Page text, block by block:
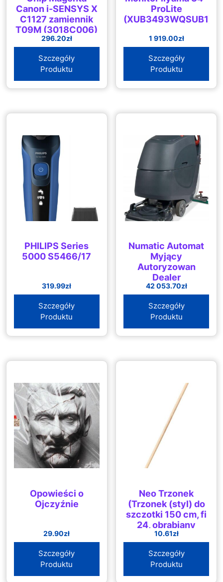
Canon i-SENSYS X
C1127 zamiennik
T09M (3018C006)
296.20zł
Szczegóły
Produktu
ProLite
(XUB3493WQSUB1)
1 919.00zł
Szczegóły
Produktu
PHILIPS Series
5000 S5466/17
319.99zł
Szczegóły
Produktu
Numatic Automat
Myjący
Autoryzowan
Dealer
(TGB6055T)
42 053.70zł
Szczegóły
Produktu
Opowieści o
Ojczyźnie
29.90zł
Szczegóły
Produktu
Neo Trzonek
(Trzonek (styl) do
szczotki 150 cm, fi
24, obrabiany
mechanicznie)
10.61zł
Szczegóły
Produktu